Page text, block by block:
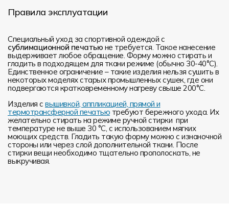
Правила эксплуатации
Специальный уход за спортивной одеждой с
сублимационной печатью не требуется. Такое нанесение
выдерживает любое обращение. Форму можно стирать и
гладить в подходящем для ткани режиме (обычно 30-40°С).
Единственное ограничение – такие изделия нельзя сушить в
некоторых моделях старых промышленных сушек, где они
подвергаются кратковременному нагреву свыше 200°С.
Изделия с вышивкой, аппликацией, прямой и
термотрансферной печатью требуют бережного ухода. Их
желательно стирать на режиме ручной стирки при
температуре не выше 30 °C, с использованием мягких
моющих средств. Гладить такую форму можно с изнаночной
стороны или через слой дополнительной ткани. После
стирки вещи необходимо тщательно прополоскать, не
выкручивая.